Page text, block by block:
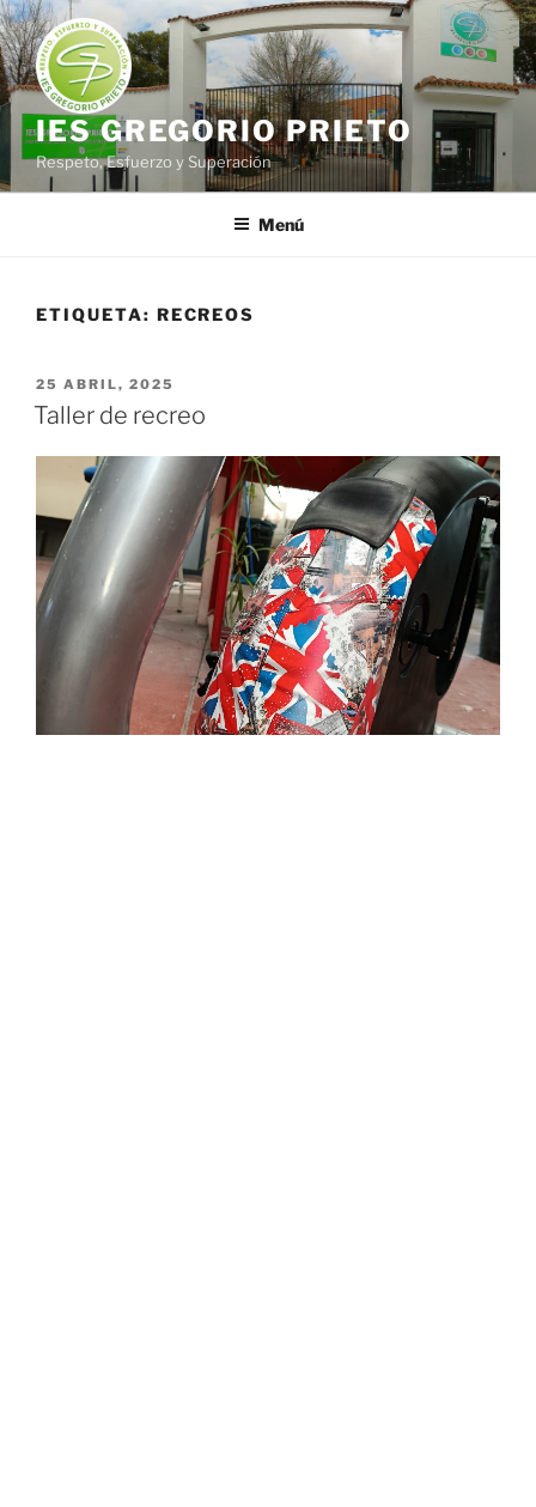
Saltar
al
contenido
IES GREGORIO PRIETO
Respeto, Esfuerzo y Superación
Menú
ETIQUETA: RECREOS
PUBLICADO
EL
25 ABRIL, 2025
Taller de recreo